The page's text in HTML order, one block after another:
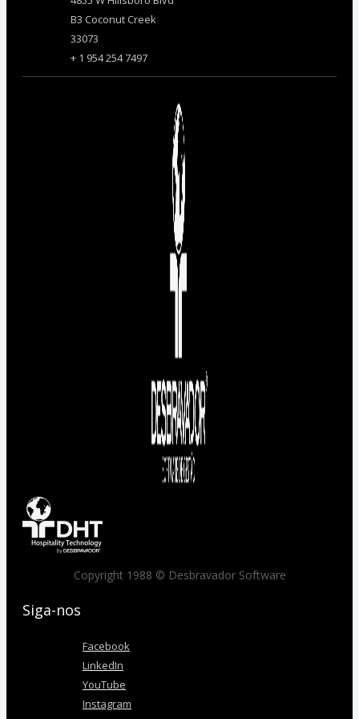
B3 Coconut Creek
33073
+ 1 954 254 7497
Copyright 1988 © Desbravador Software
Siga-nos
Facebook
LinkedIn
YouTube
Instagram